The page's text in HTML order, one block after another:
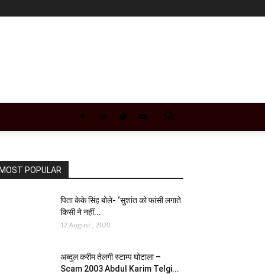
MOST POPULAR
पिता केके सिंह बोले- ‘सुशांत को फांसी लगाते
किसी ने नहीं...
12 August , 2020
अब्दुल करीम तेलगी स्टाम्प घोटाला –
Scam 2003 Abdul Karim Telgi...